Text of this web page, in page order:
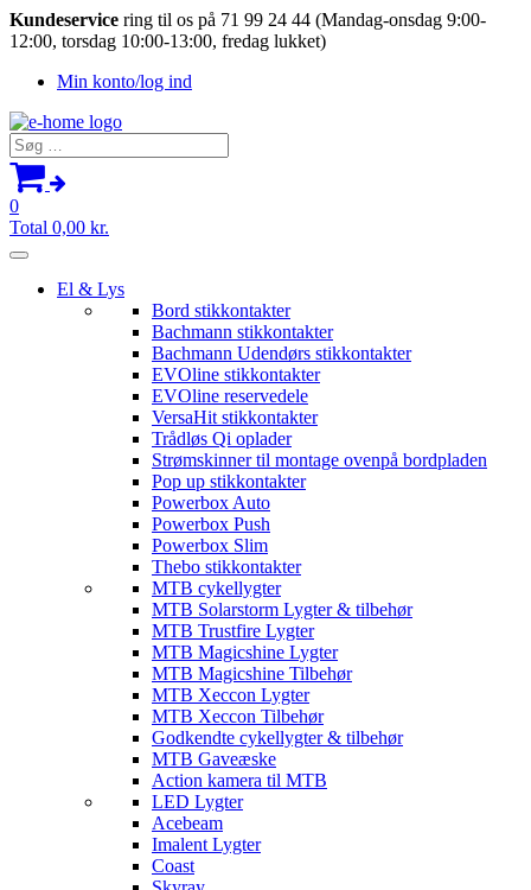
Kundeservice ring til os på 71 99 24 44 (Mandag-onsdag 9:00-
12:00, torsdag 10:00-13:00, fredag lukket)
Min konto/log ind
Søg
efter:
0
Total 0,00 kr.
El & Lys
Bord stikkontakter
Bachmann stikkontakter
Bachmann Udendørs stikkontakter
EVOline stikkontakter
EVOline reservedele
VersaHit stikkontakter
Trådløs Qi oplader
Strømskinner til montage ovenpå bordpladen
Pop up stikkontakter
Powerbox Auto
Powerbox Push
Powerbox Slim
Thebo stikkontakter
MTB cykellygter
MTB Solarstorm Lygter & tilbehør
MTB Trustfire Lygter
MTB Magicshine Lygter
MTB Magicshine Tilbehør
MTB Xeccon Lygter
MTB Xeccon Tilbehør
Godkendte cykellygter & tilbehør
MTB Gaveæske
Action kamera til MTB
LED Lygter
Acebeam
Imalent Lygter
Coast